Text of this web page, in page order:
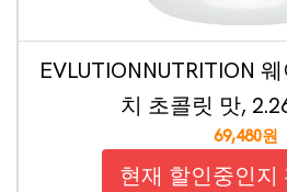
EVLUTIONNUTRITION
치 초콜릿 맛,
69,480원
현재 할인중인지